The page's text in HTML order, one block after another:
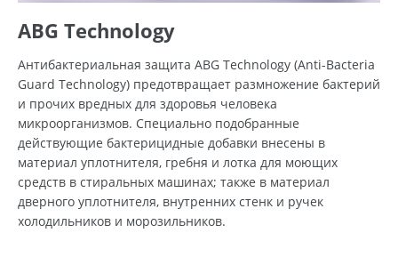
ABG Technology
Антибактериальная защита ABG Technology (Anti-Bacteria
Guard Technology) предотвращает размножение бактерий
и прочих вредных для здоровья человека
микроорганизмов. Специально подобранные
действующие бактерицидные добавки внесены в
материал уплотнителя, гребня и лотка для моющих
средств в стиральных машинах; также в материал
дверного уплотнителя, внутренних стенк и ручек
холодильников и морозильников.